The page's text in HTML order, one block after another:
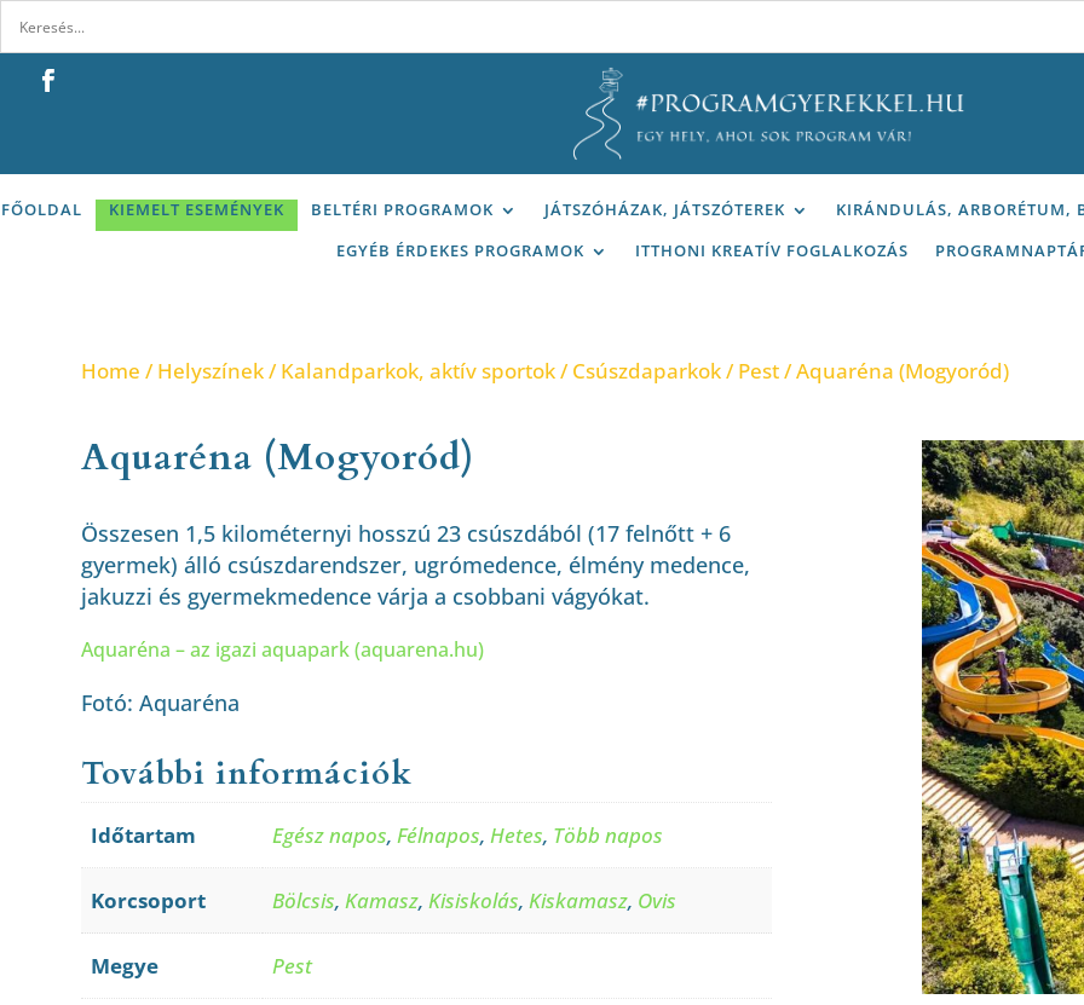
FŐOLDAL KIEMELT ESEMÉNYEK BELTÉRI PROGRAMOK JÁTSZÓHÁZAK, JÁTSZÓTEREK KIRÁNDULÁS, ARBORÉTUM,
EGYÉB ÉRDEKES PROGRAMOK
ITTHONI KREATÍV FOGLALKOZÁS
Home /Helyszínek/Kalandparkok, aktív sportok/Csúszdaparkok/Pest/ Aquaréna (Mogyoród)
Aquaréna (Mogyoród)
Összesen 1,5 kilométernyi hosszú 23 csúszdából (17 felnőtt + 6
gyermek) álló csúszdarendszer, ugrómedence, élmény medence,
jakuzzi és gyermekmedence várja a csobbani vágyókat.
Aquaréna – az igazi aquapark (aquarena.hu)
Fotó: Aquaréna
További információk
Időtartam Egész napos,Félnapos,Hetes, Több napos
Korcsoport Bölcsis,Kamasz,Kisiskolás,Kiskamasz, Ovis
Megye Pest